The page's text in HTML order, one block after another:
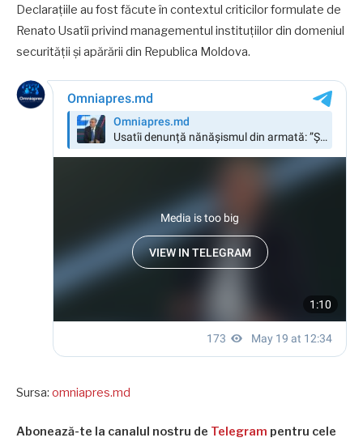
Declarațiile au fost făcute în contextul criticilor formulate de
Renato Usatîi privind managementul instituțiilor din domeniul
securității și apărării din Republica Moldova.
Sursa: omniapres.md
Abonează-te la canalul nostru de Telegram pentru cele